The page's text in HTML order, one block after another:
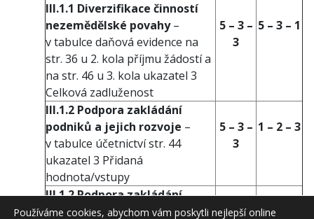
III.1.1 Diverzifikace činností
nezemědělské povahy–
v tabulce daňová evidence na
str. 36 u 2. kola příjmu žádostí a
na str. 46 u 3. kola ukazatel 3
Celková zadluženost
5 – 3 –
3
5 – 3 – 1
III.1.2 Podpora zakládání
podniků a jejich rozvoje –
v tabulce účetnictví str. 44
ukazatel 3 Přidaná
hodnota/vstupy
5 – 3 –
3
1 – 2 – 3
III.1.2 Podpora zakládání
podniků a jejich rozvoje –
5 – 3 – 5 – 3 – 1
Používáme cookies, abychom vám poskytli nejlepší online